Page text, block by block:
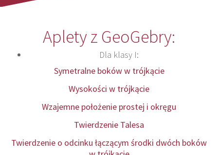
Aplety z GeoGebry:
Dla klasy I:
Symetralne boków w trójkącie
Wysokości w trójkącie
Wzajemne położenie prostej i okręgu
Twierdzenie Talesa
Twierdzenie o odcinku łączącym środki dwóch boków